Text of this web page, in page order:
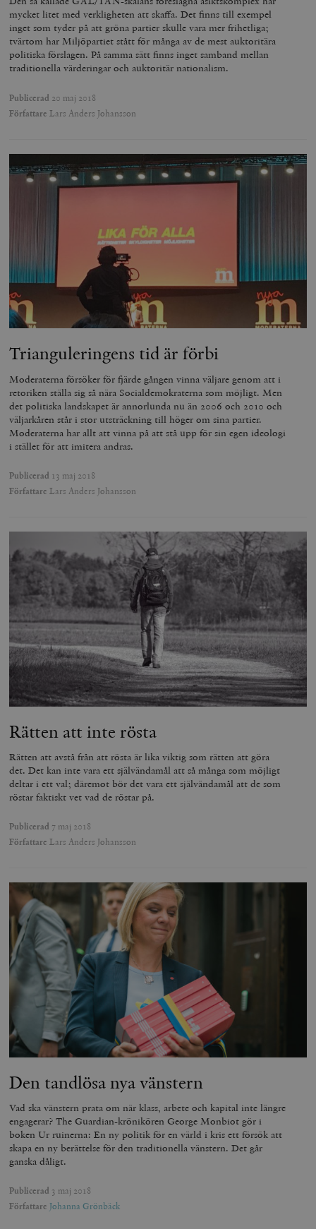
mycket litet med verkligheten att skaffa. Det finns till exempel
inget som tyder på att gröna partier skulle vara mer frihetliga;
tvärtom har Miljöpartiet stått för många av de mest auktoritära
politiska förslagen. På samma sätt finns inget samband mellan
traditionella värderingar och auktoritär nationalism.
Publicerad 20 maj 2018
Författare Lars Anders Johansson
Trianguleringens tid är förbi
Moderaterna försöker för fjärde gången vinna väljare genom att i
retoriken ställa sig så nära Socialdemokraterna som möjligt. Men
det politiska landskapet är annorlunda nu än 2006 och 2010 och
väljarkåren står i stor utsträckning till höger om sina partier.
Moderaterna har allt att vinna på att stå upp för sin egen ideologi
i stället för att imitera andras.
Publicerad 13 maj 2018
Författare Lars Anders Johansson
Rätten att inte rösta
Rätten att avstå från att rösta är lika viktig som rätten att göra
det. Det kan inte vara ett självändamål att så många som möjligt
deltar i ett val; däremot bör det vara ett självändamål att de som
röstar faktiskt vet vad de röstar på.
Publicerad 7 maj 2018
Författare Lars Anders Johansson
Den tandlösa nya vänstern
Vad ska vänstern prata om när klass, arbete och kapital inte längre
engagerar? The Guardian-krönikören George Monbiot gör i
boken Ur ruinerna: En ny politik för en värld i kris ett försök att
skapa en ny berättelse för den traditionella vänstern. Det går
ganska dåligt.
Publicerad 3 maj 2018
Författare Johanna Grönbäck
minuter
_hjSession_675006 .timbro.se